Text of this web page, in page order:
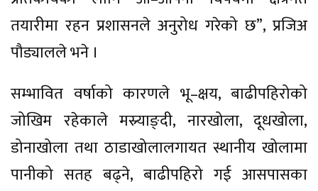
तयारीमा रहन प्रशासनले अनुरोध गरेको छ”, प्रजिअ
पौड्यालले भने ।
सम्भावित वर्षाको कारणले भू–क्षय, बाढीपहिरोको
जोखिम रहेकाले मस्र्याङ्दी, नारखोला, दूधखोला,
डोनाखोला तथा ठाडाखोलालगायत स्थानीय खोलामा
पानीको सतह बढ्ने, बाढीपहिरो गई आसपासका